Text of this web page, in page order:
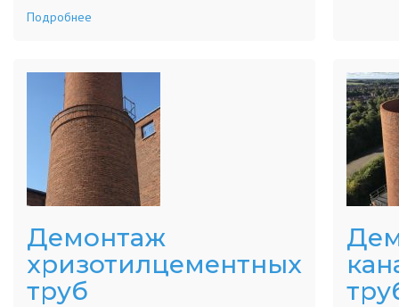
Подробнее
Демонтаж
хризотилцементных
труб